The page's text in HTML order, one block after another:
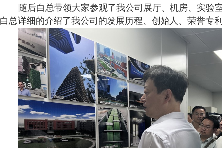
随后白总带领大家参观了我公司展厅、机房、实验
白总详细的介绍了我公司的发展历程、创始人、荣誉专